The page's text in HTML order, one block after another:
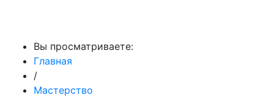
Вы просматриваете:
Главная
/
Мастерство